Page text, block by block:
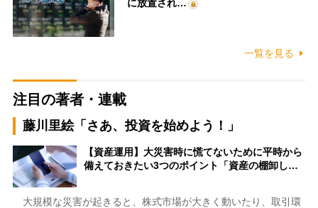
に放置され…
一覧を見る
注目の著者・連載
藤川里絵「さあ、投資を始めよう！」
【資産運用】大災害時に慌てないために平時から
備えておきたい3つのポイント「資産の棚卸し…
大規模な災害が起きると、株式市場が大きく動いたり、取引環